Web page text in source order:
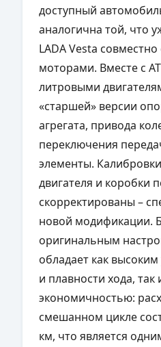
доступный
аналогична той, что
LADA Vesta
моторами. Вместе с
литровыми
«старшей» версии
агрегата, привода
переключения
элементы.
двигателя и коробки
скорректированы –
новой модификации.
оригинальным
обладает как
и плавности хода,
экономичностью:
смешанном цикле
км, что является